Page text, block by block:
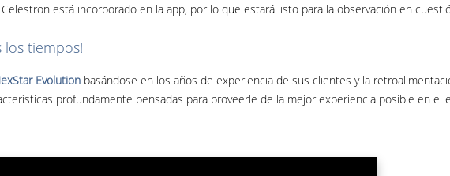
está incorporado en la app, por lo que estará listo para la observación en
los tiempos!
Evolution basándose en los años de experiencia de sus clientes y la
profundamente pensadas para proveerle de la mejor experiencia posible en el